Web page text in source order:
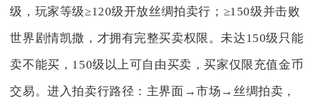
级，玩家等级≥120级开放丝绸拍卖行；≥150级并击败
世界剧情凯撒，才拥有完整买卖权限。未达150级只能
卖不能买，150级以上可自由买卖，买家仅限充值金币
交易。进入拍卖行路径：主界面→市场→丝绸拍卖，